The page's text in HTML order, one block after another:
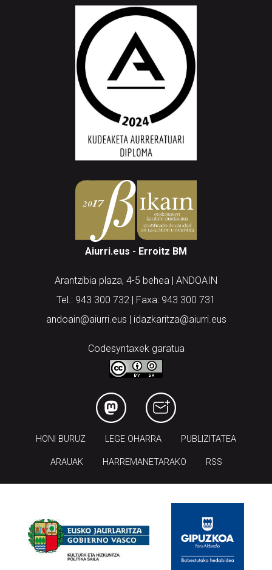
Aiurri.eus - Erroitz BM
Arantzibia plaza, 4-5 behea | ANDOAIN
Tel.: 943 300 732 | Faxa: 943 300 731
andoain@aiurri.eus | idazkaritza@aiurri.eus
Codesyntaxek garatua
HONI BURUZ LEGE OHARRA PUBLIZITATEA
ARAUAK HARREMANETARAKO RSS